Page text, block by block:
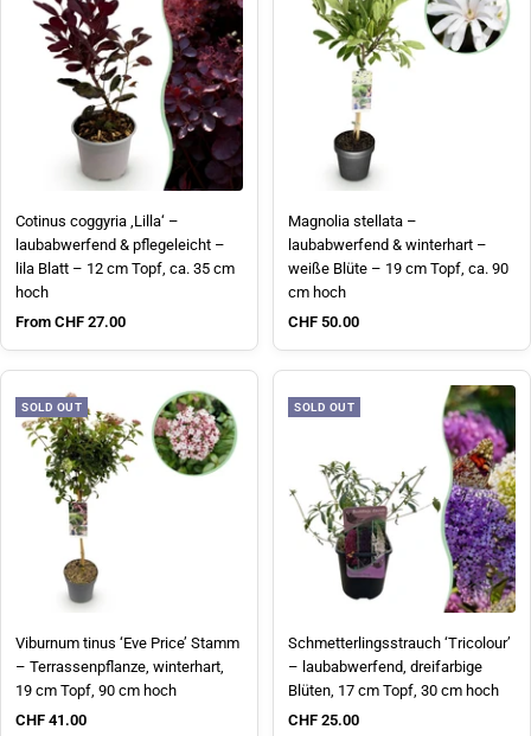
Cotinus coggyria ‚Lilla‘ –
laubabwerfend & pflegeleicht –
lila Blatt – 12 cm Topf, ca. 35 cm
hoch
Sale price
From CHF 27.00
Magnolia stellata –
laubabwerfend & winterhart –
weiße Blüte – 19 cm Topf, ca. 90
cm hoch
Sale price
CHF 50.00
SOLD OUT
Viburnum tinus ‘Eve Price’ Stamm
– Terrassenpflanze, winterhart,
19 cm Topf, 90 cm hoch
Sale price
CHF 41.00
SOLD OUT
Schmetterlingsstrauch ‘Tricolour’
– laubabwerfend, dreifarbige
Blüten, 17 cm Topf, 30 cm hoch
Sale price
CHF 25.00